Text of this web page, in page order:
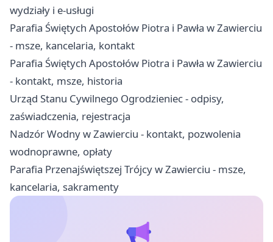
wydziały i e-usługi
Parafia Świętych Apostołów Piotra i Pawła w Zawierciu
- msze, kancelaria, kontakt
Parafia Świętych Apostołów Piotra i Pawła w Zawierciu
- kontakt, msze, historia
Urząd Stanu Cywilnego Ogrodzieniec - odpisy,
zaświadczenia, rejestracja
Nadzór Wodny w Zawierciu - kontakt, pozwolenia
wodnoprawne, opłaty
Parafia Przenajświętszej Trójcy w Zawierciu - msze,
kancelaria, sakramenty